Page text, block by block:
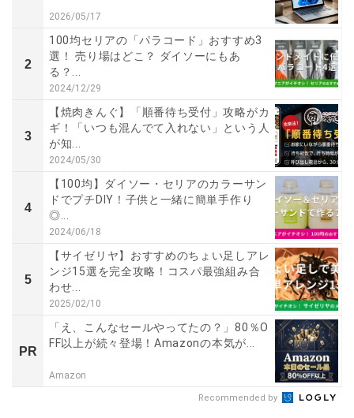
2026/05/17
2
100均セリアの「パラコード」おすすめ3
選！ 売り場はどこ？ ダイソーにもあ
る？...
2024/12/29
3
【焼肉きんぐ】「順番待ち受付」攻略がカ
ギ！「いつも混んでて入れない」という人
が知...
2024/05/30
4
【100均】ダイソー・セリアのカラーサン
ドでプチDIY！子供と一緒に簡単手作り
◎...
2024/06/18
5
【サイゼリヤ】おすすめのちょい足しアレ
ンジ15選を完全攻略！コスパ最強組み合
わせ...
2025/02/10
PR
「え、こんなセールやってたの？」80％O
FF以上が続々登場！Amazonの本気が...
Amazon
Recommended by